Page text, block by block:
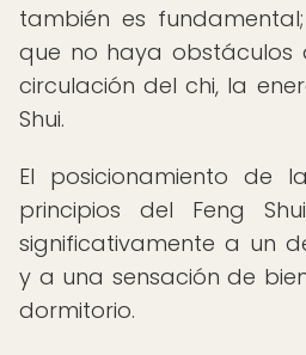
también es
que no haya obstáculos
circulación del chi, la
Shui.
El posicionamiento de
principios del Feng
significativamente a un
y a una sensación de
dormitorio.